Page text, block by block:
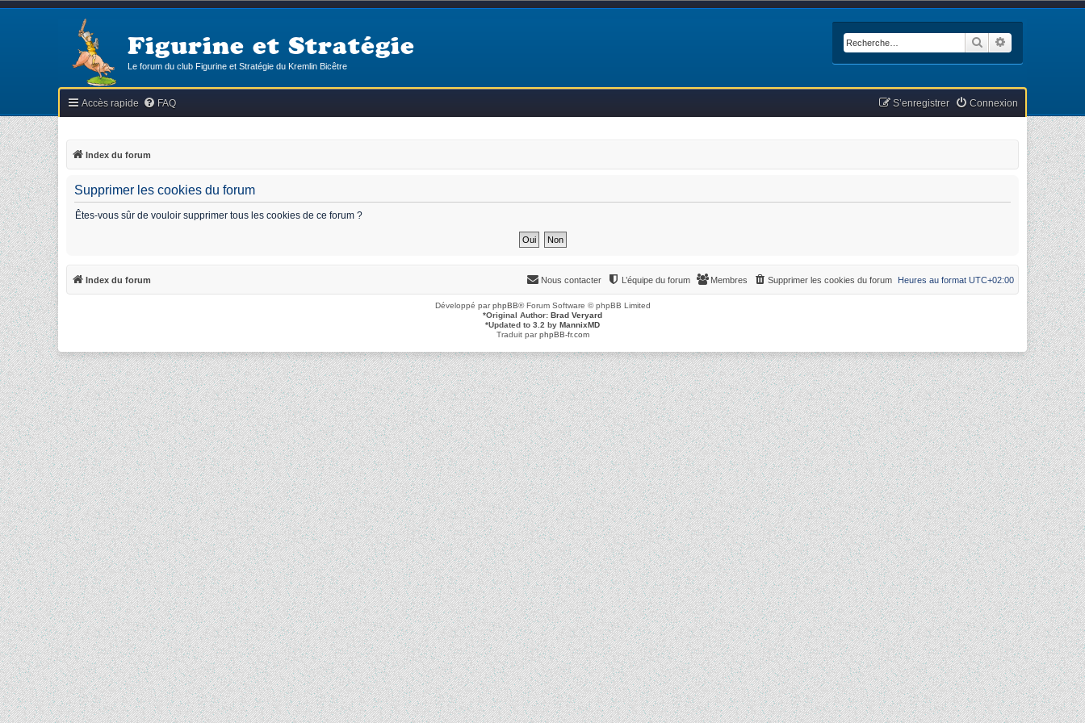
Figurine et Stratégie
Le forum du club Figurine et Stratégie du Kremlin Bicêtre
Rechercher
Accès rapide FAQ Connexion
S’enregistrer
Index du forum
Supprimer les cookies du forum
Êtes-vous sûr de vouloir supprimer tous les cookies de ce forum ?
Index du forum Heures au format UTC+02:00
Supprimer les cookies du forum
Membres
L’équipe du forum
Nous contacter
Développé parphpBB® Forum Software © phpBB Limited
*Original Author: Brad Veryard
*Updated to 3.2 by MannixMD
Traduit parphpBB-fr.com